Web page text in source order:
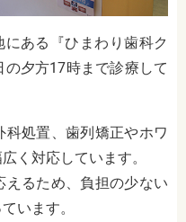
ある『ひまわり歯科ク
夕方17時まで診療して
処置、歯列矯正やホワ
く対応しています。
えるため、負担の少ない
います。